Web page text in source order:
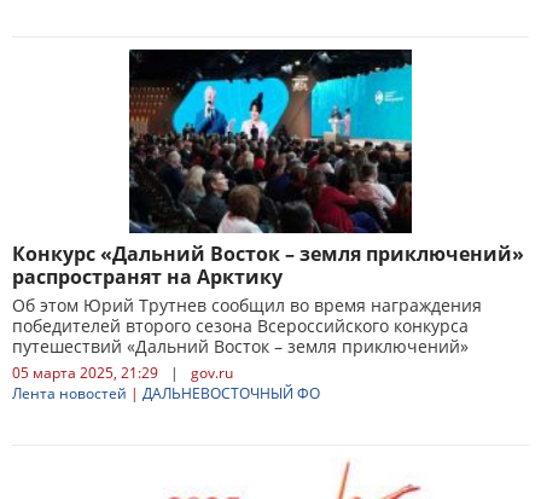
Конкурс «Дальний Восток – земля приключений»
распространят на Арктику
Об этом Юрий Трутнев сообщил во время награждения
победителей второго сезона Всероссийского конкурса
путешествий «Дальний Восток – земля приключений»
05 марта 2025, 21:29 |
gov.ru
Лента новостей | ДАЛЬНЕВОСТОЧНЫЙ ФО